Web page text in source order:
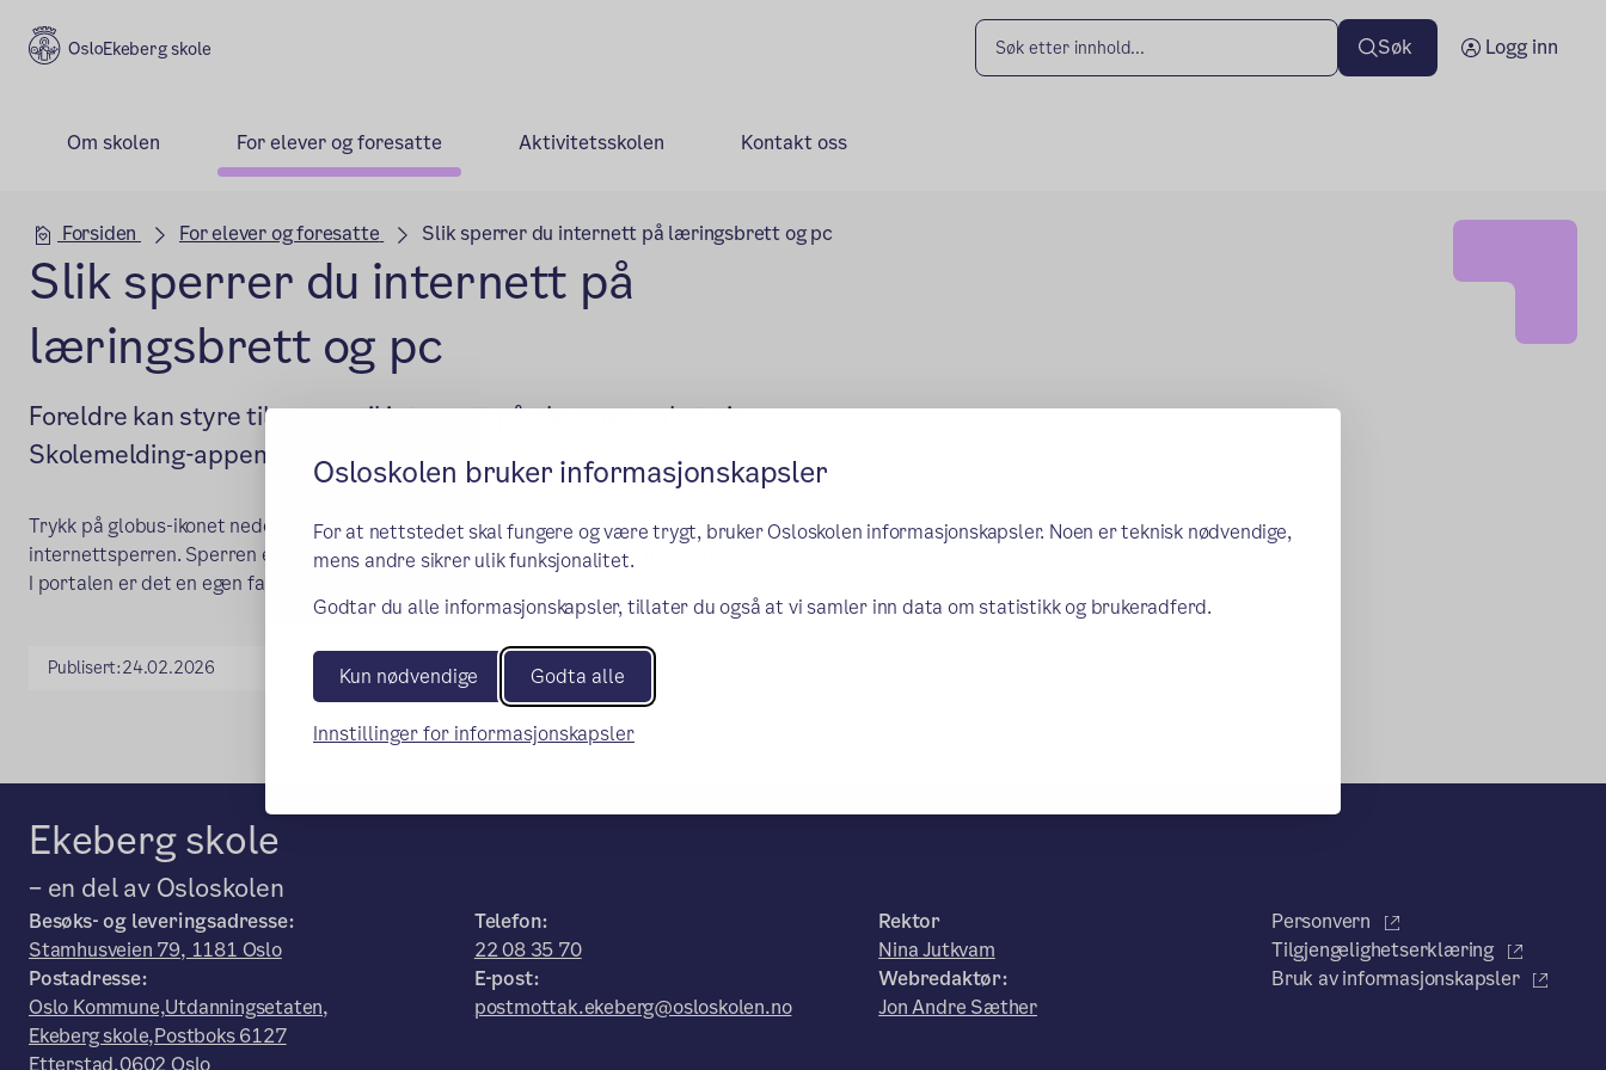
Osloskolen bruker informasjonskapsler
For at nettstedet skal fungere og være trygt, bruker Osloskolen informasjonskapsler. Noen er teknisk nødvendige,
mens andre sikrer ulik funksjonalitet.
Godtar du alle informasjonskapsler, tillater du også at vi samler inn data om statistikk og brukeradferd.
Kun nødvendige Godta alle
Innstillinger for informasjonskapsler
Ekeberg skole Søk Logg inn
Om skolen For elever og foresatte Aktivitetsskolen Kontakt oss
Hovedseksjon
Forsiden For elever og foresatte Slik sperrer du internett på læringsbrett og pc
Slik sperrer du internett på
læringsbrett og pc
Foreldre kan styre tilgangen til internett på elevenes enhet via
Skolemelding-appen og portalen.
Trykk på globus-ikonet nederst på menylinjen i Skolemelding-appen for å skru på
internettsperren. Sperren er aktiv fra kl. 15.00–07.00. Du må sette på ny sperre hver dag.
I portalen er det en egen fane som heter internettsperre.
Publisert:24.02.2026
Ekeberg skole
– en del av Osloskolen
Besøks- og leveringsadresse:
Stamhusveien 79, 1181 Oslo
Postadresse:
Oslo Kommune,Utdanningsetaten,
Ekeberg skole,Postboks 6127
Telefon:
22 08 35 70
E-post:
postmottak.ekeberg@osloskolen.no
Rektor
Nina Jutkvam
Webredaktør:
Jon Andre Sæther
Personvern
Tilgjengelighetserklæring
Bruk av informasjonskapsler